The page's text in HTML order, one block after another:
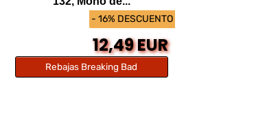
- 16% DESCUENTO
12,49 EUR
Rebajas Breaking Bad